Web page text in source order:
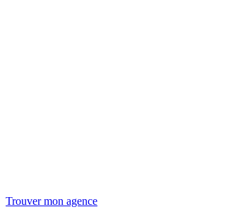
Trouver mon agence